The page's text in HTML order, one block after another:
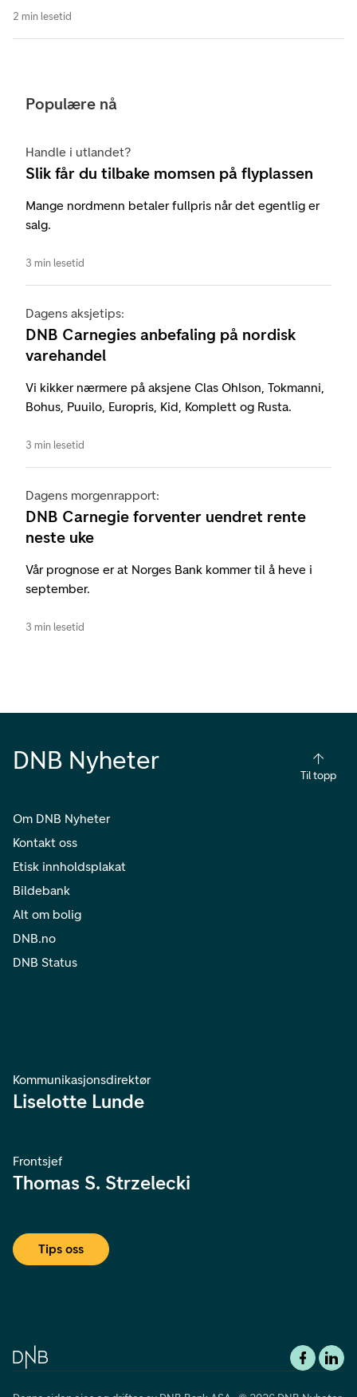
2 min lesetid
Populære nå
Handle i utlandet?
Slik får du tilbake momsen på flyplassen
Mange nordmenn betaler fullpris når det egentlig er
salg.
3 min lesetid
Dagens aksjetips:
DNB Carnegies anbefaling på nordisk
varehandel
Vi kikker nærmere på aksjene Clas Ohlson, Tokmanni,
Bohus, Puuilo, Europris, Kid, Komplett og Rusta.
3 min lesetid
Dagens morgenrapport:
DNB Carnegie forventer uendret rente
neste uke
Vår prognose er at Norges Bank kommer til å heve i
september.
3 min lesetid
DNB Nyheter
Til topp
Om DNB Nyheter
Kontakt oss
Etisk innholdsplakat
Bildebank
Alt om bolig
DNB.no
DNB Status
Kommunikasjonsdirektør
Liselotte Lunde
Frontsjef
Thomas S. Strzelecki
Tips oss